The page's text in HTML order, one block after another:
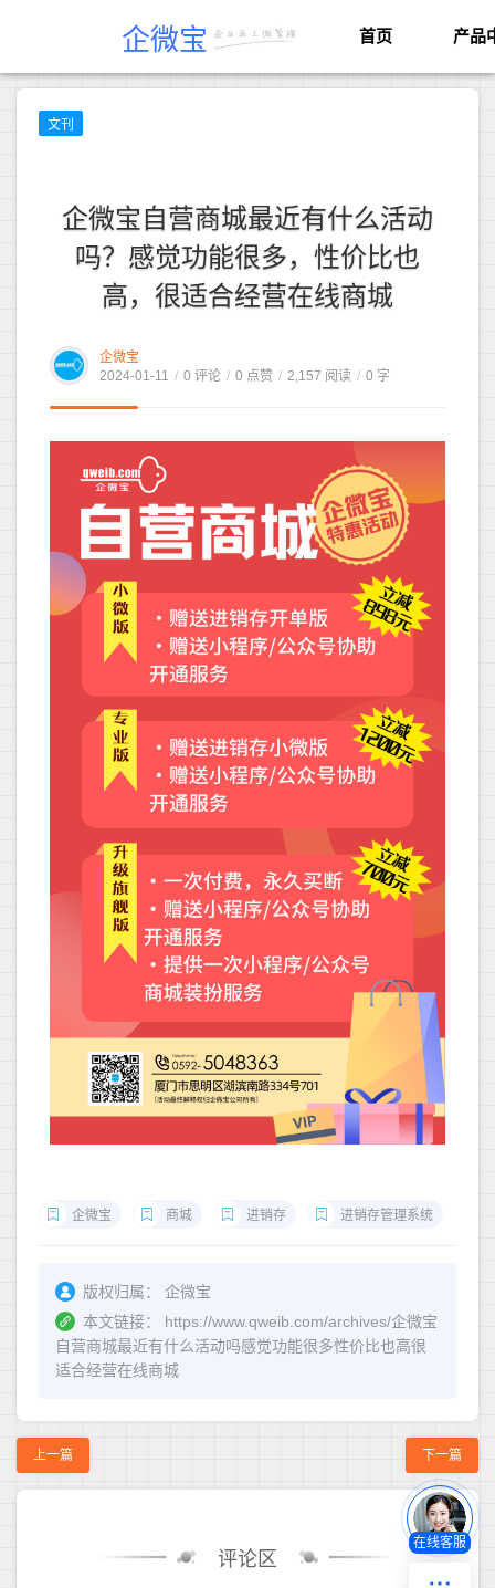
企微宝 首页 产品
文刊
企微宝自营商城最近有什么活动
吗？感觉功能很多，性价比也
高，很适合经营在线商城
企微宝
2024-01-11 / 0 评论 / 0 点赞 / 2,157 阅读 / 0 字
企微宝 商城 进销存 进销存管理系统
版权归属：
企微宝
本文链接：
https://www.qweib.com/archives/企微宝
自营商城最近有什么活动吗感觉功能很多性价比也高很
适合经营在线商城
上一篇 下一篇
评论区
在线客服